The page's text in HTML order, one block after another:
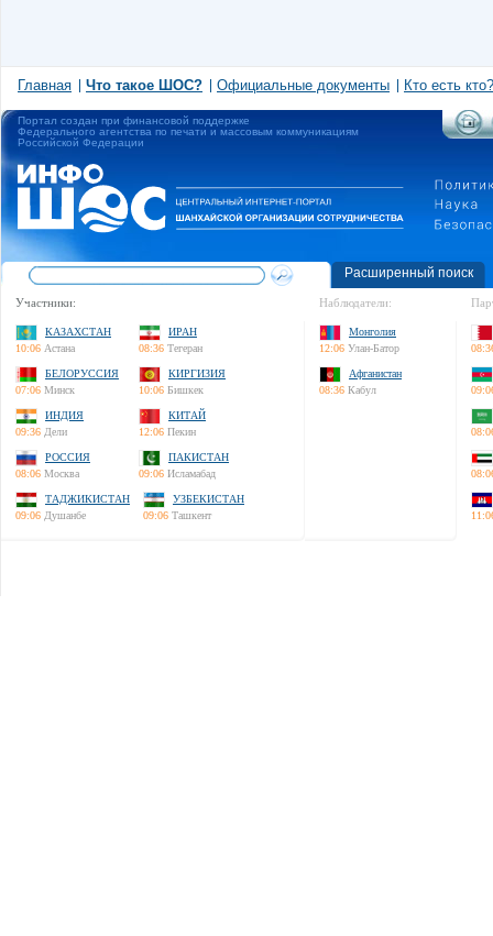
Главная Что такое ШОС? Официальные документы Кто есть кто?
Портал создан при финансовой поддержке
Федерального агентства по печати и массовым коммуникациям
Российской Федерации
Расширенный поиск
Участники:
КАЗАХСТАН
10:06 Астана
ИРАН
08:36 Тегеран
БЕЛОРУССИЯ
07:06 Минск
КИРГИЗИЯ
10:06 Бишкек
ИНДИЯ
09:36 Дели
КИТАЙ
12:06 Пекин
РОССИЯ
08:06 Москва
ПАКИСТАН
09:06 Исламабад
ТАДЖИКИСТАН
09:06 Душанбе
УЗБЕКИСТАН
09:06 Ташкент
Наблюдатели:
Монголия
12:06 Улан-Батор
Афганистан
08:36 Кабул